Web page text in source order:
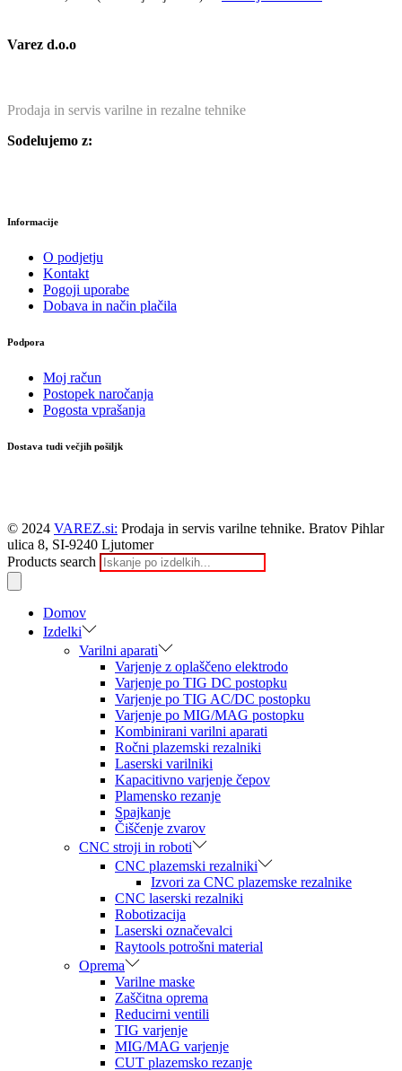
Varez d.o.o
Prodaja in servis varilne in rezalne tehnike
Sodelujemo z:
Informacije
O podjetju
Kontakt
Pogoji uporabe
Dobava in način plačila
Podpora
Moj račun
Postopek naročanja
Pogosta vprašanja
Dostava tudi večjih pošiljk
© 2024 VAREZ.si: Prodaja in servis varilne tehnike. Bratov Pihlar
ulica 8, SI-9240 Ljutomer
Products search
Domov
Izdelki
Varilni aparati
Varjenje z oplaščeno elektrodo
Varjenje po TIG DC postopku
Varjenje po TIG AC/DC postopku
Varjenje po MIG/MAG postopku
Kombinirani varilni aparati
Ročni plazemski rezalniki
Laserski varilniki
Kapacitivno varjenje čepov
Plamensko rezanje
Spajkanje
Čiščenje zvarov
CNC stroji in roboti
CNC plazemski rezalniki
Izvori za CNC plazemske rezalnike
CNC laserski rezalniki
Robotizacija
Laserski označevalci
Raytools potrošni material
Oprema
Varilne maske
Zaščitna oprema
Reducirni ventili
TIG varjenje
MIG/MAG varjenje
CUT plazemsko rezanje